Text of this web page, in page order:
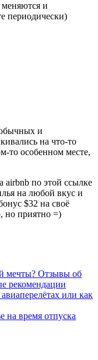
и
периодически)
и
на что-то
то особенном месте,
airbnb по этой ссылке
на любой вкус и
$32 на своё
но приятно =)
мечты? Отзывы об
рекомендации
или как
на время отпуска